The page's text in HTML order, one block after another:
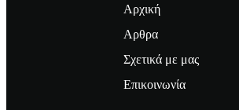
Αρχική
Αρθρα
Σχετικά με μας
Επικοινωνία